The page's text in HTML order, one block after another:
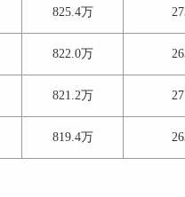
825.4万
822.0万
821.2万
819.4万